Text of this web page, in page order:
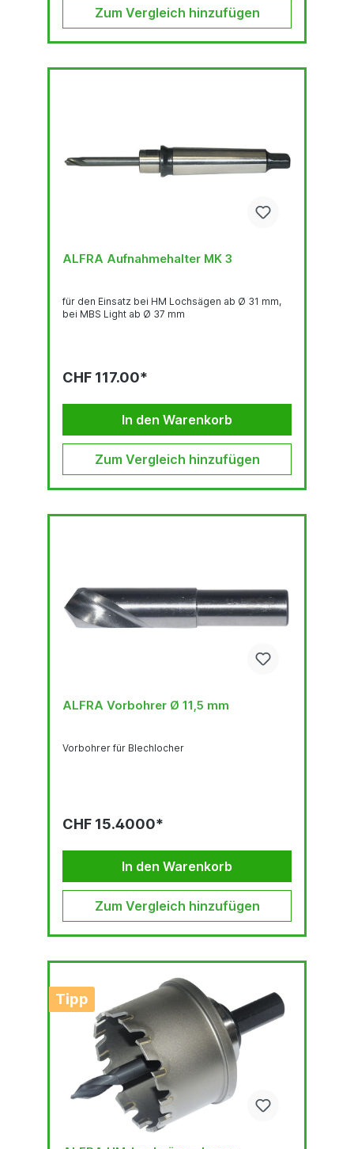
Zum Vergleich hinzufügen
ALFRA Aufnahmehalter MK 3
für den Einsatz bei HM Lochsägen ab Ø 31 mm,
bei MBS Light ab Ø 37 mm
CHF 117.00*
In den Warenkorb
Zum Vergleich hinzufügen
ALFRA Vorbohrer Ø 11,5 mm
Vorbohrer für Blechlocher
CHF 15.4000*
In den Warenkorb
Zum Vergleich hinzufügen
Tipp